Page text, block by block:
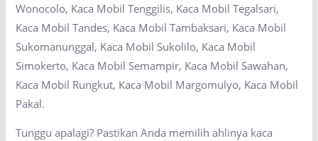
Wonocolo, Kaca Mobil Tenggilis, Kaca Mobil Tegalsari,
Kaca Mobil Tandes, Kaca Mobil Tambaksari, Kaca Mobil
Sukomanunggal, Kaca Mobil Sukolilo, Kaca Mobil
Simokerto, Kaca Mobil Semampir, Kaca Mobil Sawahan,
Kaca Mobil Rungkut, Kaca Mobil Margomulyo, Kaca Mobil
Pakal.
Tunggu apalagi? Pastikan Anda memilih ahlinya kaca